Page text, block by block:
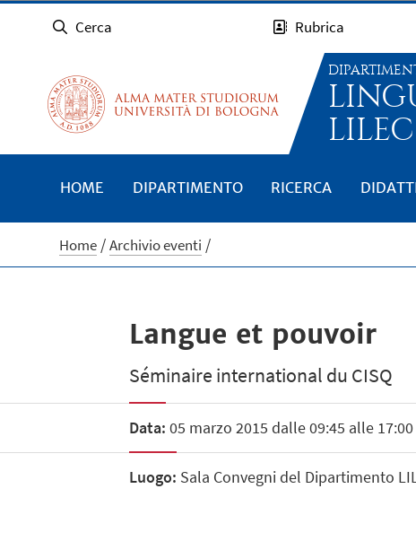
Cerca Rubrica
LILEC
HOME DIPARTIMENTO RICERCA
Home Archivio eventi
Langue et pouvoir
Séminaire international du CISQ
Data: 05 marzo 2015 dalle 09:45 alle 17:00
Luogo: Sala Convegni del Dipartimento